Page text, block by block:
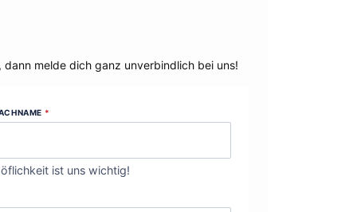
melde dich ganz unverbindlich bei uns!
*
ist uns wichtig!